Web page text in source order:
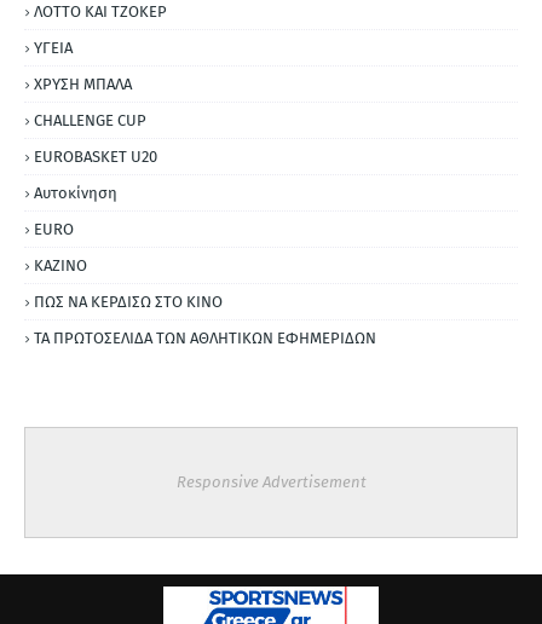
ΛΟΤΤΟ ΚΑΙ ΤΖΟΚΕΡ
ΥΓΕΙΑ
ΧΡΥΣΗ ΜΠΑΛΑ
CHALLENGE CUP
EUROBASKET U20
Αυτοκίνηση
ΕURO
ΚΑΖΙΝΟ
ΠΩΣ ΝΑ ΚΕΡΔΙΣΩ ΣΤΟ ΚΙΝΟ
ΤΑ ΠΡΩΤΟΣΕΛΙΔΑ ΤΩΝ ΑΘΛΗΤΙΚΩΝ ΕΦΗΜΕΡΙΔΩΝ
Responsive Advertisement